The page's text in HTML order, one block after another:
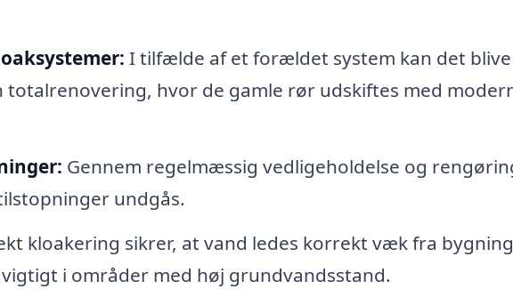
I tilfælde af et forældet system kan det blive
hvor de gamle rør udskiftes med
Gennem regelmæssig vedligeholdelse og
undgås.
kloakering sikrer, at vand ledes korrekt væk fra
i områder med høj grundvandsstand.